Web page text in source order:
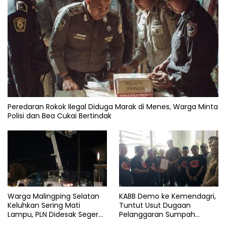
Peredaran Rokok Ilegal Diduga Marak di Menes, Warga Minta
Polisi dan Bea Cukai Bertindak
Warga Malingping Selatan
Keluhkan Sering Mati
Lampu, PLN Didesak Segera
KABB Demo ke Kemendagri,
Tuntut Usut Dugaan
Pelanggaran Sumpah